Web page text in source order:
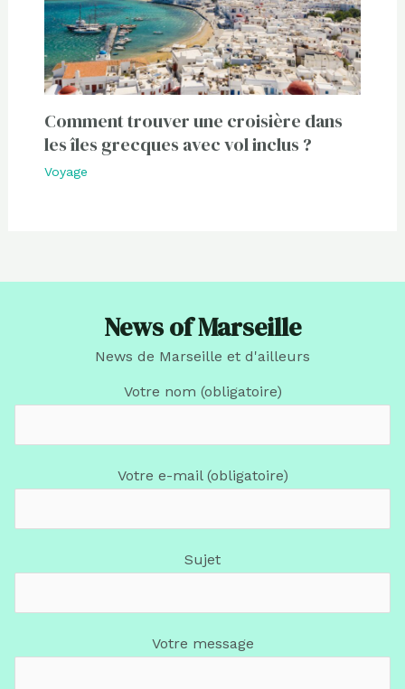
Comment trouver une croisière dans
les îles grecques avec vol inclus ?
Voyage
News of Marseille
News de Marseille et d'ailleurs
Votre nom (obligatoire)
Votre e-mail (obligatoire)
Sujet
Votre message